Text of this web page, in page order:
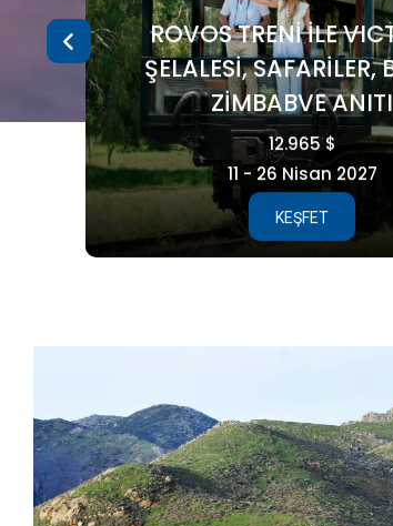
FAROE ADALARI
5.990 €
15 - 21 Ağustos 2026
KEŞFET